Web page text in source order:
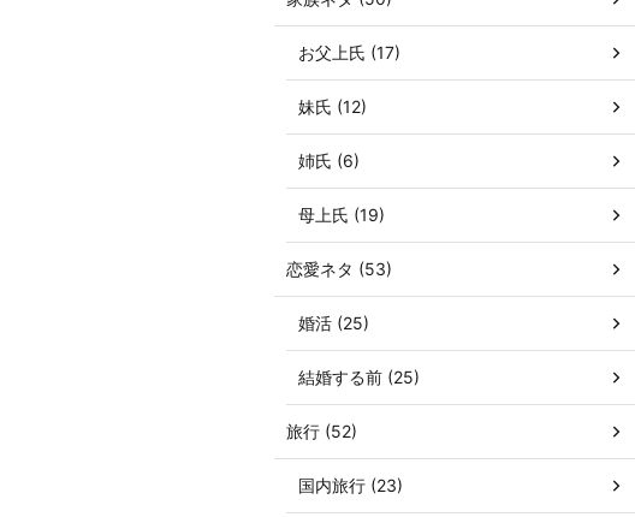
お父上氏 (17)
妹氏 (12)
姉氏 (6)
母上氏 (19)
恋愛ネタ (53)
婚活 (25)
結婚する前 (25)
旅行 (52)
国内旅行 (23)